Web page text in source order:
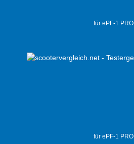
für ePF-1 PRO
für ePF-1 PRO